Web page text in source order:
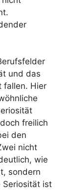
und das
fallen. Hier
freilich
den
nicht
wie
sondern
Seriosität ist